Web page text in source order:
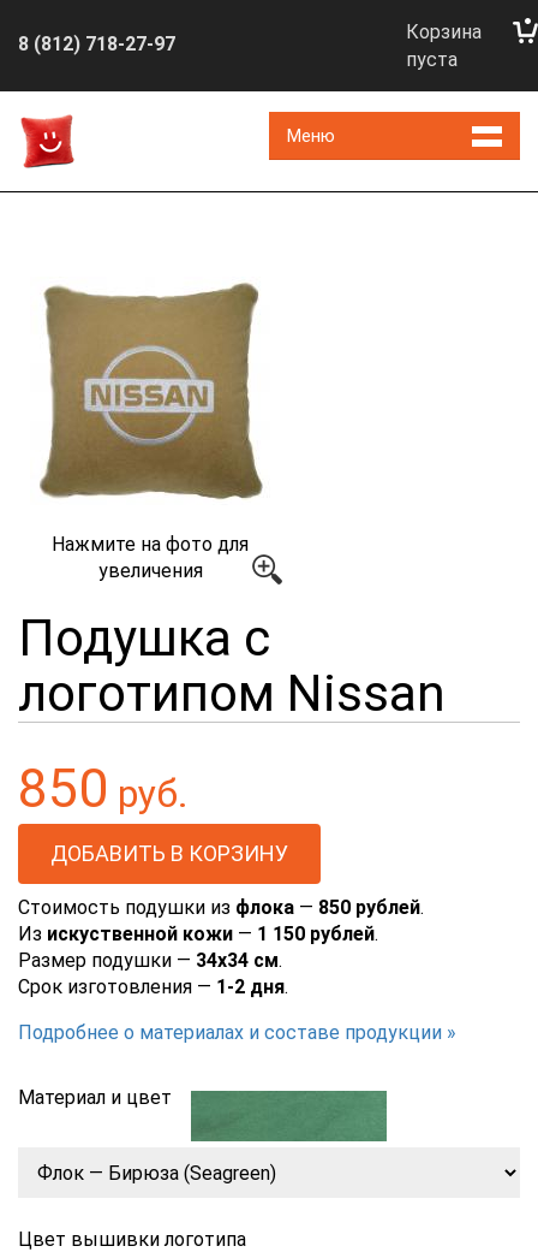
8 (812) 718-27-97
Корзина
пуста
Меню
Нажмите на фото для
увеличения
Подушка с
логотипом Nissan
850 руб.
Стоимость подушки из флока — 850 рублей.
Из искуственной кожи — 1 150 рублей.
Размер подушки — 34х34 см.
Срок изготовления — 1-2 дня.
Подробнее о материалах и составе продукции »
Материал и цвет
Цвет вышивки логотипа